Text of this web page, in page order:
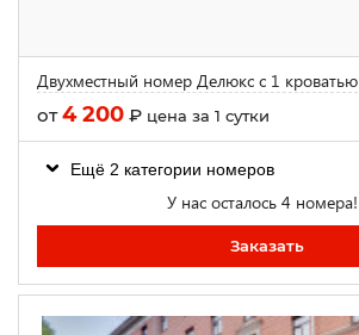
Двухместный номер Делюкс с 1 кроватью
от4 200 ₽ цена за 1 сутки
Ещё 2 категории номеров
У нас осталось 4 номера!
Заказать